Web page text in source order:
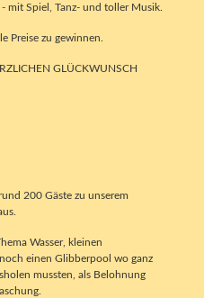
mit Spiel, Tanz- und toller Musik.
Preise zu gewinnen.
GLÜCKWUNSCH
200 Gäste zu unserem
Wasser, kleinen
einen Glibberpool wo ganz
mussten, als Belohnung